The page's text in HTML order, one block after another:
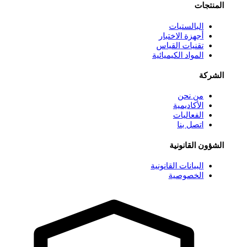
المنتجات
البالستيات
أجهزة الاختبار
تقنيات القياس
المواد الكيميائية
الشركة
من نحن
الأكاديمية
الفعاليات
اتصل بنا
الشؤون القانونية
البيانات القانونية
الخصوصية